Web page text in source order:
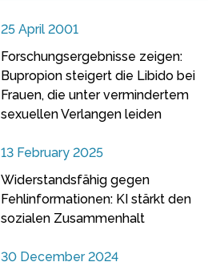
25 April 2001
Forschungsergebnisse zeigen:
Bupropion steigert die Libido bei
Frauen, die unter vermindertem
sexuellen Verlangen leiden
13 February 2025
Widerstandsfähig gegen
Fehlinformationen: KI stärkt den
sozialen Zusammenhalt
30 December 2024